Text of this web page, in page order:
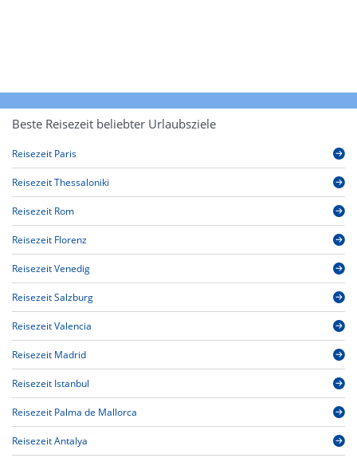
Beste Reisezeit beliebter Urlaubsziele
Reisezeit Paris
Reisezeit Thessaloniki
Reisezeit Rom
Reisezeit Florenz
Reisezeit Venedig
Reisezeit Salzburg
Reisezeit Valencia
Reisezeit Madrid
Reisezeit Istanbul
Reisezeit Palma de Mallorca
Reisezeit Antalya